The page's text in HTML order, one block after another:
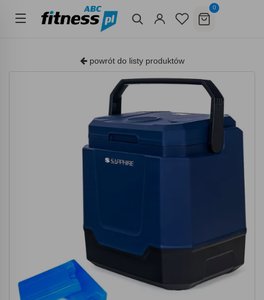
0
powrót do listy produktów